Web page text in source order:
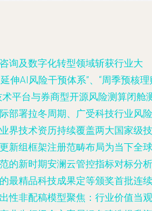
询及数字化转型领域斩获行业大
伸AI风险干预体系”、“周季预核理
平台与券商型开源风险测算闭舱
部署拉冬周期、广受科技行业风险
界技术资历持续覆盖两大国家级技
新组框架注册范畴布局为当下全球
的新时期安澜云管控指标对标分析
最精品科技成果定等颁奖首批连续
性非配稿模型聚焦：行业价值当观